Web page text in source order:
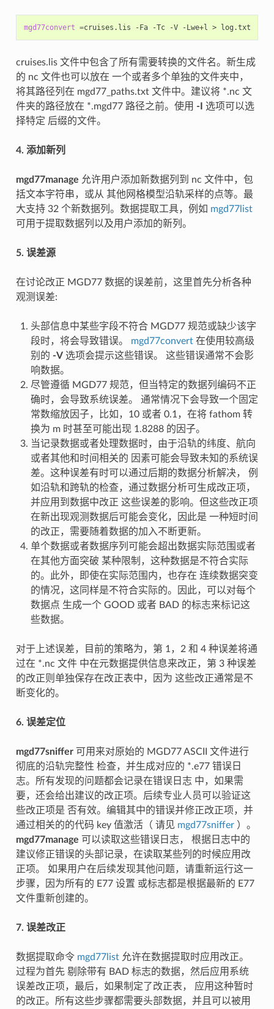
mgd77convert =cruises.lis -Fa -Tc -V -Lwe+l >
cruises.lis 文件中包含了所有需要转换的文件名。新生成
的 nc 文件也可以放在 一个或者多个单独的文件夹中，
将其路径列在 mgd77_paths.txt 文件中。建议将 *.nc 文
件夹的路径放在 *.mgd77 路径之前。使用 -I
选项可以选
择特定 后缀的文件。
4. 添加新列
mgd77manage 允许用户添加新数据列到 nc 文件中，包
括文本字符串，或从 其他网格模型沿轨采样的点等。最
大支持 32 个新数据列。数据提取工具，例如 mgd77list
可用于提取数据列以及用户添加的新列。
5. 误差源
在讨论改正 MGD77 数据的误差前，这里首先分析各种
观测误差:
头部信息中某些字段不符合 MGD77 规范或缺少该字
段时，将会导致错误。 mgd77convert在使用较高级
别的 -V选项会提示这些错误。 这些错误通常不会影
响数据。
尽管遵循 MGD77 规范，但当特定的数据列编码不正
确时，会导致系统误差。 通常情况下会导致一个固定
常数缩放因子，比如，10 或者 0.1，在将 fathom 转
换为 m 时甚至可能出现 1.8288 的因子。
当记录数据或者处理数据时，由于沿轨的纬度、航向
或者其他和时间相关的 因素可能会导致未知的系统误
差。这种误差有时可以通过后期的数据分析解决， 例
如沿轨和跨轨的检查，通过数据分析可生成改正项，
并应用到数据中改正 这些误差的影响。但这些改正项
在新出现观测数据后可能会变化，因此是 一种短时间
的改正，需要随着数据的加入不断更新。
单个数据或者数据序列可能会超出数据实际范围或者
在其他方面突破 某种限制，这种数据是不符合实际
的。此外，即使在实际范围内，也存在 连续数据突变
的情况，这同样是不符合实际的。因此，可以对每个
数据点 生成一个 GOOD 或者 BAD 的标志来标记这
些数据。
对于上述误差，目前的策略为，第 1，2 和 4 种误差将通
过在 *.nc 文件 中在元数据提供信息来改正，第 3 种误差
的改正则单独保存在改正表中，因为 这些改正通常是不
断变化的。
6. 误差定位
mgd77sniffer可用来对原始的 MGD77 ASCII 文件进行
彻底的沿轨完整性 检查，并生成对应的 *.e77 错误日
志。所有发现的问题都会记录在错误日志 中，如果需
要，还会给出建议的改正项。后续专业人员可以验证这
些改正项是 否有效。编辑其中的错误并修正改正项，并
通过相关的的代码 key 值激活（ 请见 mgd77sniffer）。
mgd77manage 可以读取这些错误日志， 根据日志中的
建议修正错误的头部记录，在读取某些列的时候应用改
正项。 如果用户在后续发现其他问题，请重新运行这一
步骤，因为所有的 E77 设置 或标志都是根据最新的 E77
文件重新创建的。
7. 误差改正
数据提取命令 mgd77list允许在数据提取时应用改正。
过程为首先 剔除带有 BAD 标志的数据，然后应用系统
误差改正项，最后，如果制定了改正表， 应用这种暂时
的改正。所有这些步骤都需要头部数据，并且可以被用